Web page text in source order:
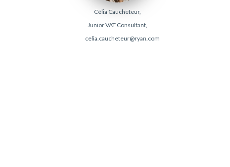
Célia Caucheteur,
Junior VAT Consultant,
celia.caucheteur@ryan.com